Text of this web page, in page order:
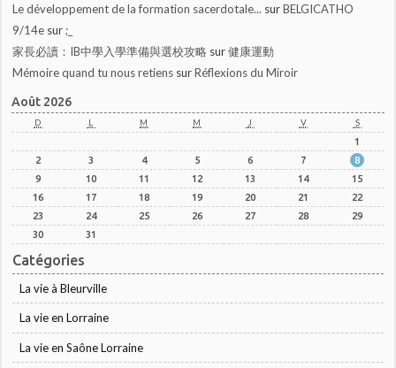
Le développement de la formation sacerdotale... surBELGICATHO
9/14e sur;_
家長必讀：IB中學入學準備與選校攻略 sur健康運動
Mémoire quand tu nous retiens surRéflexions du Miroir
Août 2026
D L M M J V S
1
2
3 4 5 6 7
8
9
10 11 12 13 14
15
16
17 18 19 20 21
22
23
24 25 26 27 28
29
30
31
Catégories
La vie à Bleurville
La vie en Lorraine
La vie en Saône Lorraine